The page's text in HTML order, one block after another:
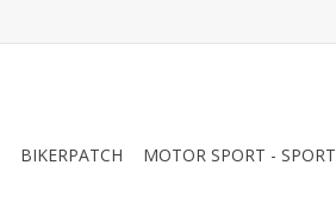
BIKERPATCH MOTOR SPORT - SPORT